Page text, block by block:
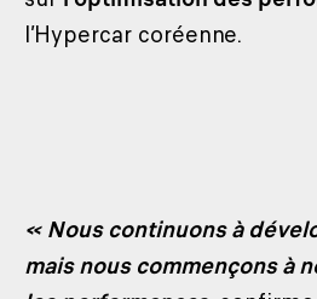
l’Hypercar coréenne.
« Nous continuons à
mais nous commençons à